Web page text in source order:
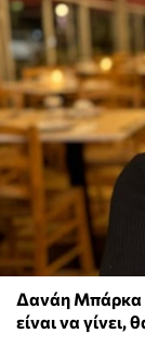
Δανάη Μπάρκα
είναι να γίνει,